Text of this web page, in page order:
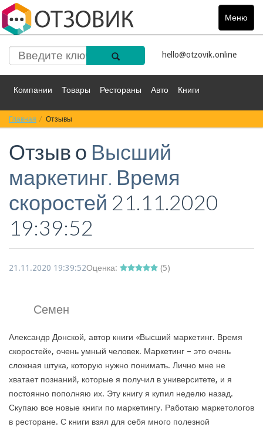
Меню
Toggle
hello@otzovik.online
Компании Товары Рестораны Авто Книги
Спорт Фильмы
Красота Здоровье Остальное
Главная Отзывы
Отзыв о Высший
маркетинг. Время
скоростей 21.11.2020
19:39:52
21.11.2020 19:39:52Оценка: (5)
Семен
Александр Донской, автор книги «Высший маркетинг. Время
скоростей», очень умный человек. Маркетинг – это очень
сложная штука, которую нужно понимать. Лично мне не
хватает познаний, которые я получил в университете, и я
постоянно пополняю их. Эту книгу я купил неделю назад.
Скупаю все новые книги по маркетингу. Работаю маркетологов
в ресторане. С книги взял для себя много полезной